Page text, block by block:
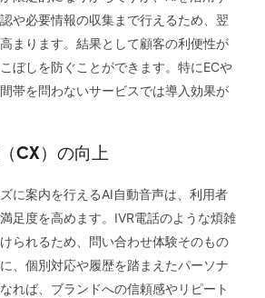
や必要情報の収集まで行えるため、翌
まります。結果として顧客の利便性が
ぼしを防ぐことができます。特にECや
帯を問わないサービスでは導入効果が
CX）の向上
に案内を行えるAI自動音声は、利用者
足度を高めます。IVR電話のような煩雑
られるため、問い合わせ体験そのもの
、個別対応や履歴を踏まえたパーソナ
れば、ブランドへの信頼感やリピート